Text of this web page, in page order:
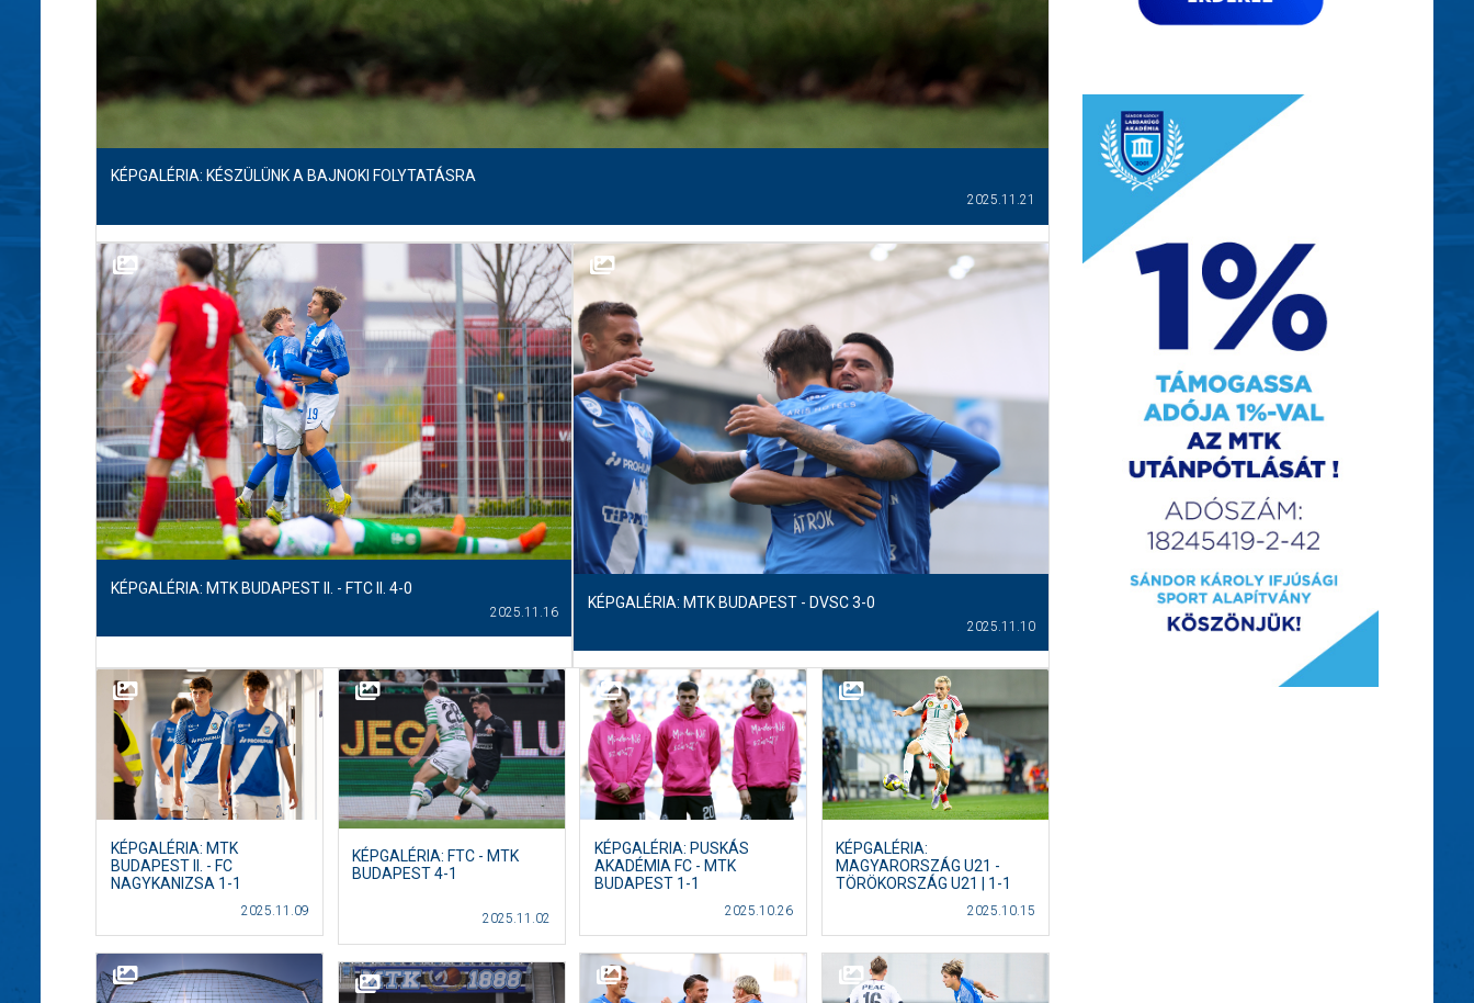
KÉPGALÉRIA: KÉSZÜLÜNK A BAJNOKI FOLYTATÁSRA
2025.11.21
KÉPGALÉRIA: MTK BUDAPEST II. - FTC II. 4-0
2025.11.16
KÉPGALÉRIA: MTK BUDAPEST - DVSC 3-0
2025.11.10
KÉPGALÉRIA: MTK
BUDAPEST II. - FC
NAGYKANIZSA 1-1
2025.11.09
KÉPGALÉRIA: FTC - MTK
BUDAPEST 4-1
2025.11.02
KÉPGALÉRIA: PUSKÁS
AKADÉMIA FC - MTK
BUDAPEST 1-1
2025.10.26
KÉPGALÉRIA:
MAGYARORSZÁG U21 -
TÖRÖKORSZÁG U21 | 1-1
2025.10.15